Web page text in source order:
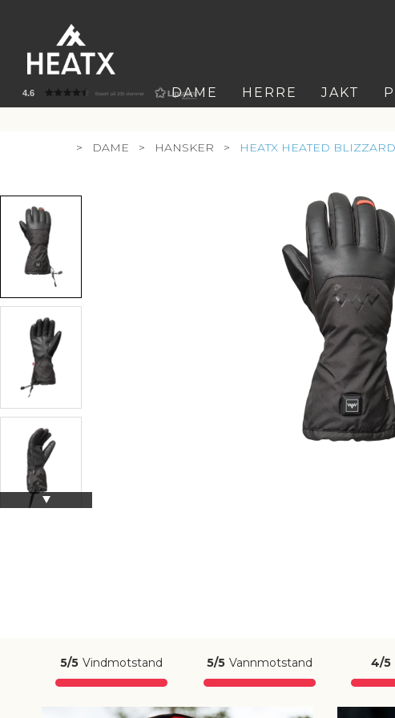
4.6 Basert på 106 stemmer DAME HERRE JAKT
>
DAME > HANSKER > HEATX HEATED
5/5 Vindmotstand 5/5 Vannmotstand 4/5